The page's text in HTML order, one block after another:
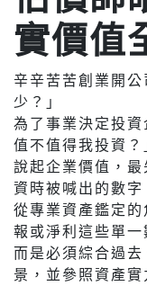
實價值
辛辛苦苦創業開
少？」
為了事業決定投
值不值得我投資？
說起企業價值，
資時被喊出的數字
從專業資產鑑定
報或淨利這些單一
而是必須綜合過
景，並參照資產